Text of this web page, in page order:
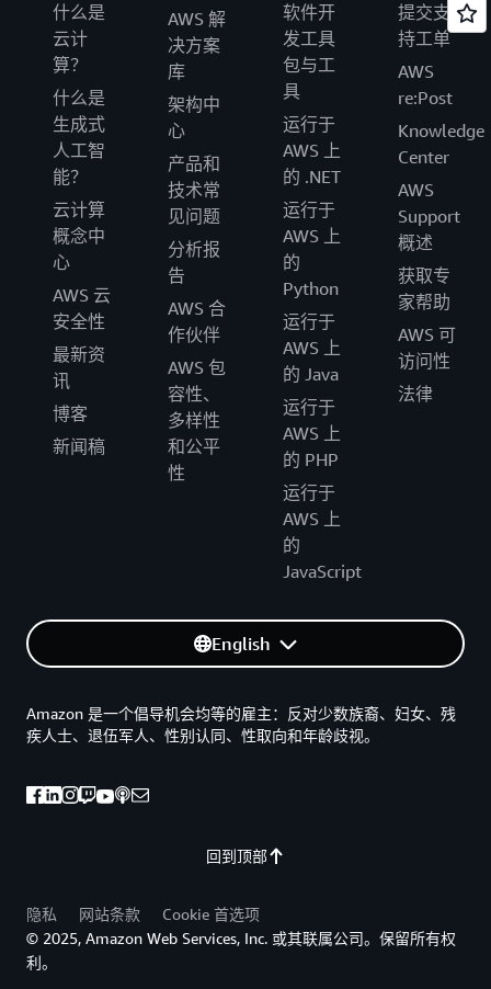
什么是
云计
算？
什么是
生成式
人工智
能？
云计算
概念中
心
AWS 云
安全性
最新资
讯
博客
新闻稿
AWS 解
决方案
库
架构中
心
产品和
技术常
见问题
分析报
告
AWS 合
作伙伴
AWS 包
容性、
多样性
和公平
性
软件开
发工具
包与工
具
运行于
AWS 上
的 .NET
运行于
AWS 上
的
Python
运行于
AWS 上
的 Java
运行于
AWS 上
的 PHP
运行于
AWS 上
的
JavaScript
提交支
持工单
AWS
re:Post
Knowledge
Center
AWS
Support
概述
获取专
家帮助
AWS 可
访问性
法律
English
回到顶部
Amazon 是一个倡导机会均等的雇主：反对少数族裔、妇女、残
疾人士、退伍军人、性别认同、性取向和年龄歧视。
隐私 网站条款
Cookie 首选项
© 2025, Amazon Web Services, Inc. 或其联属公司。保留所有权
利。